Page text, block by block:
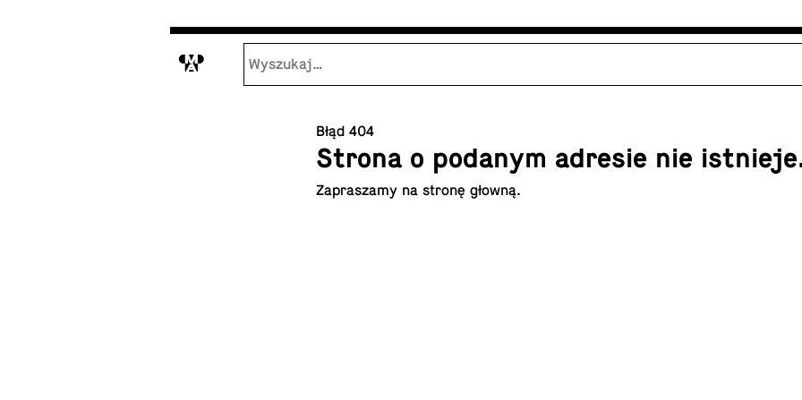
M
Błąd 404
Strona o podanym adresie nie
Za­pra­sza­my na stronę głowną.